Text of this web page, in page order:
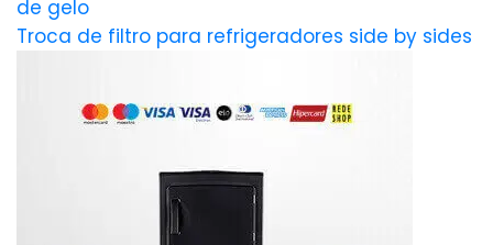
de gelo
Troca de filtro para refrigeradores side by sides